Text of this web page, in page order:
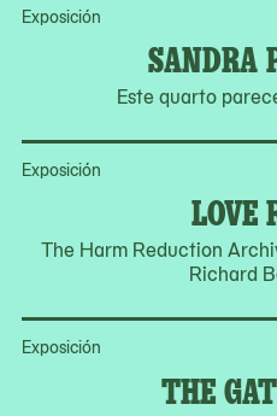
Exposición
SANDRA
Este quarto
Exposición
LOVE
The Harm Reduction
Richard
Exposición
THE